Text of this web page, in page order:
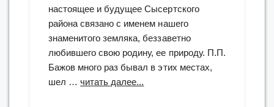
настоящее и будущее Сысертского
района связано с именем нашего
знаменитого земляка, беззаветно
любившего свою родину, ее природу. П.П.
Бажов много раз бывал в этих местах,
шел …читать далее...